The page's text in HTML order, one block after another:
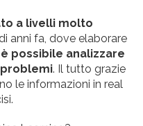
a livelli molto
anni fa, dove elaborare
possibile analizzare
. Il tutto grazie
le informazioni in real